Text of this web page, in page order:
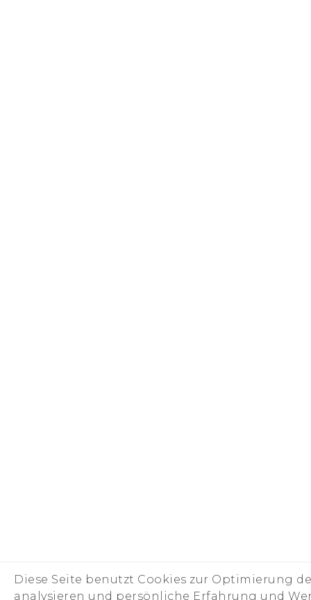
Diese Seite benutzt Cookies zur Optimierung
analysieren und persönliche Erfahrung und